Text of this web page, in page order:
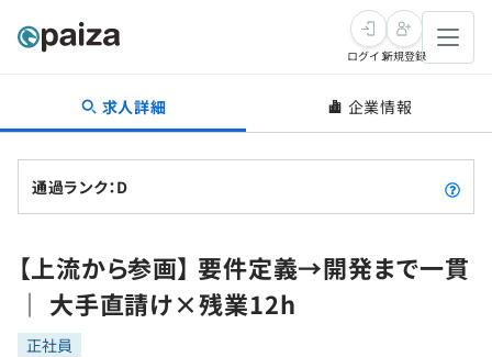
転職・キャリア
転職成功ガイド
転職エージェント
インタビュー
転職成功ガイド
新卒就活
求人検索
本選考
学習
スキルチェック
ログイン新規登録
求人詳細 企業情報
通過ランク：D
【上流から参画】 要件定義→開発まで一貫
｜ 大手直請け×残業12h
正社員